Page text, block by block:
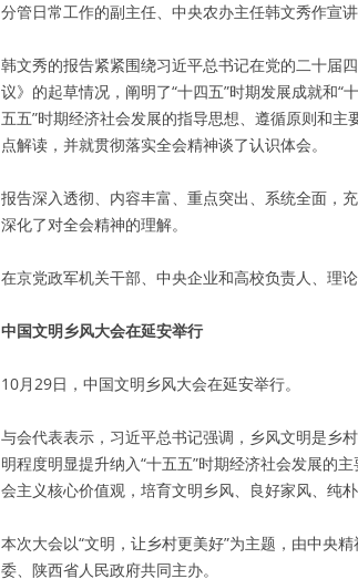
分管日常工作的副主任、中央农办主任韩文秀作宣讲
韩文秀的报告紧紧围绕习近平总书记在党的二十届
议》的起草情况，阐明了“十四五”时期发展成就和“
五五”时期经济社会发展的指导思想、遵循原则和
点解读，并就贯彻落实全会精神谈了认识体会。
报告深入透彻、内容丰富、重点突出、系统全面，
深化了对全会精神的理解。
在京党政军机关干部、中央企业和高校负责人、理
中国文明乡风大会在延安举行
10月29日，中国文明乡风大会在延安举行。
与会代表表示，习近平总书记强调，乡风文明是乡
明程度明显提升纳入“十五五”时期经济社会发展的
会主义核心价值观，培育文明乡风、良好家风、纯
本次大会以“文明，让乡村更美好”为主题，由中央
委、陕西省人民政府共同主办。